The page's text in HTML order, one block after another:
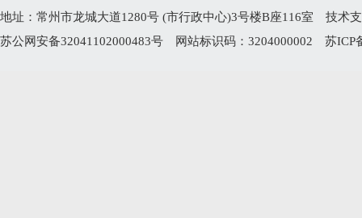
地址：常州市龙城大道1280号 (市行政中心)3号楼B座116室 技术
苏公网安备32041102000483号 网站标识码：3204000002 苏ICP